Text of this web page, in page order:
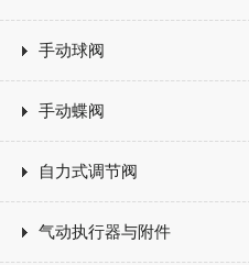
手动球阀
手动蝶阀
自力式调节阀
气动执行器与附件